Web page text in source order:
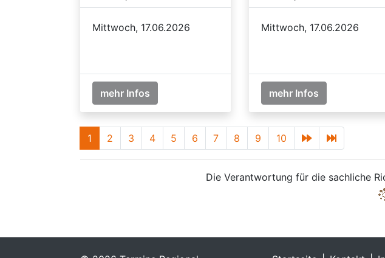
Mittwoch, 17.06.2026
mehr Infos
Mittwoch, 17.06.2026
mehr Infos
1 2 3 4 5 6 7 8 9 10
Die Verantwortung für die sachliche